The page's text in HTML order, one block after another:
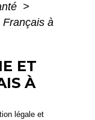
>
Français à
ET
À
légale et